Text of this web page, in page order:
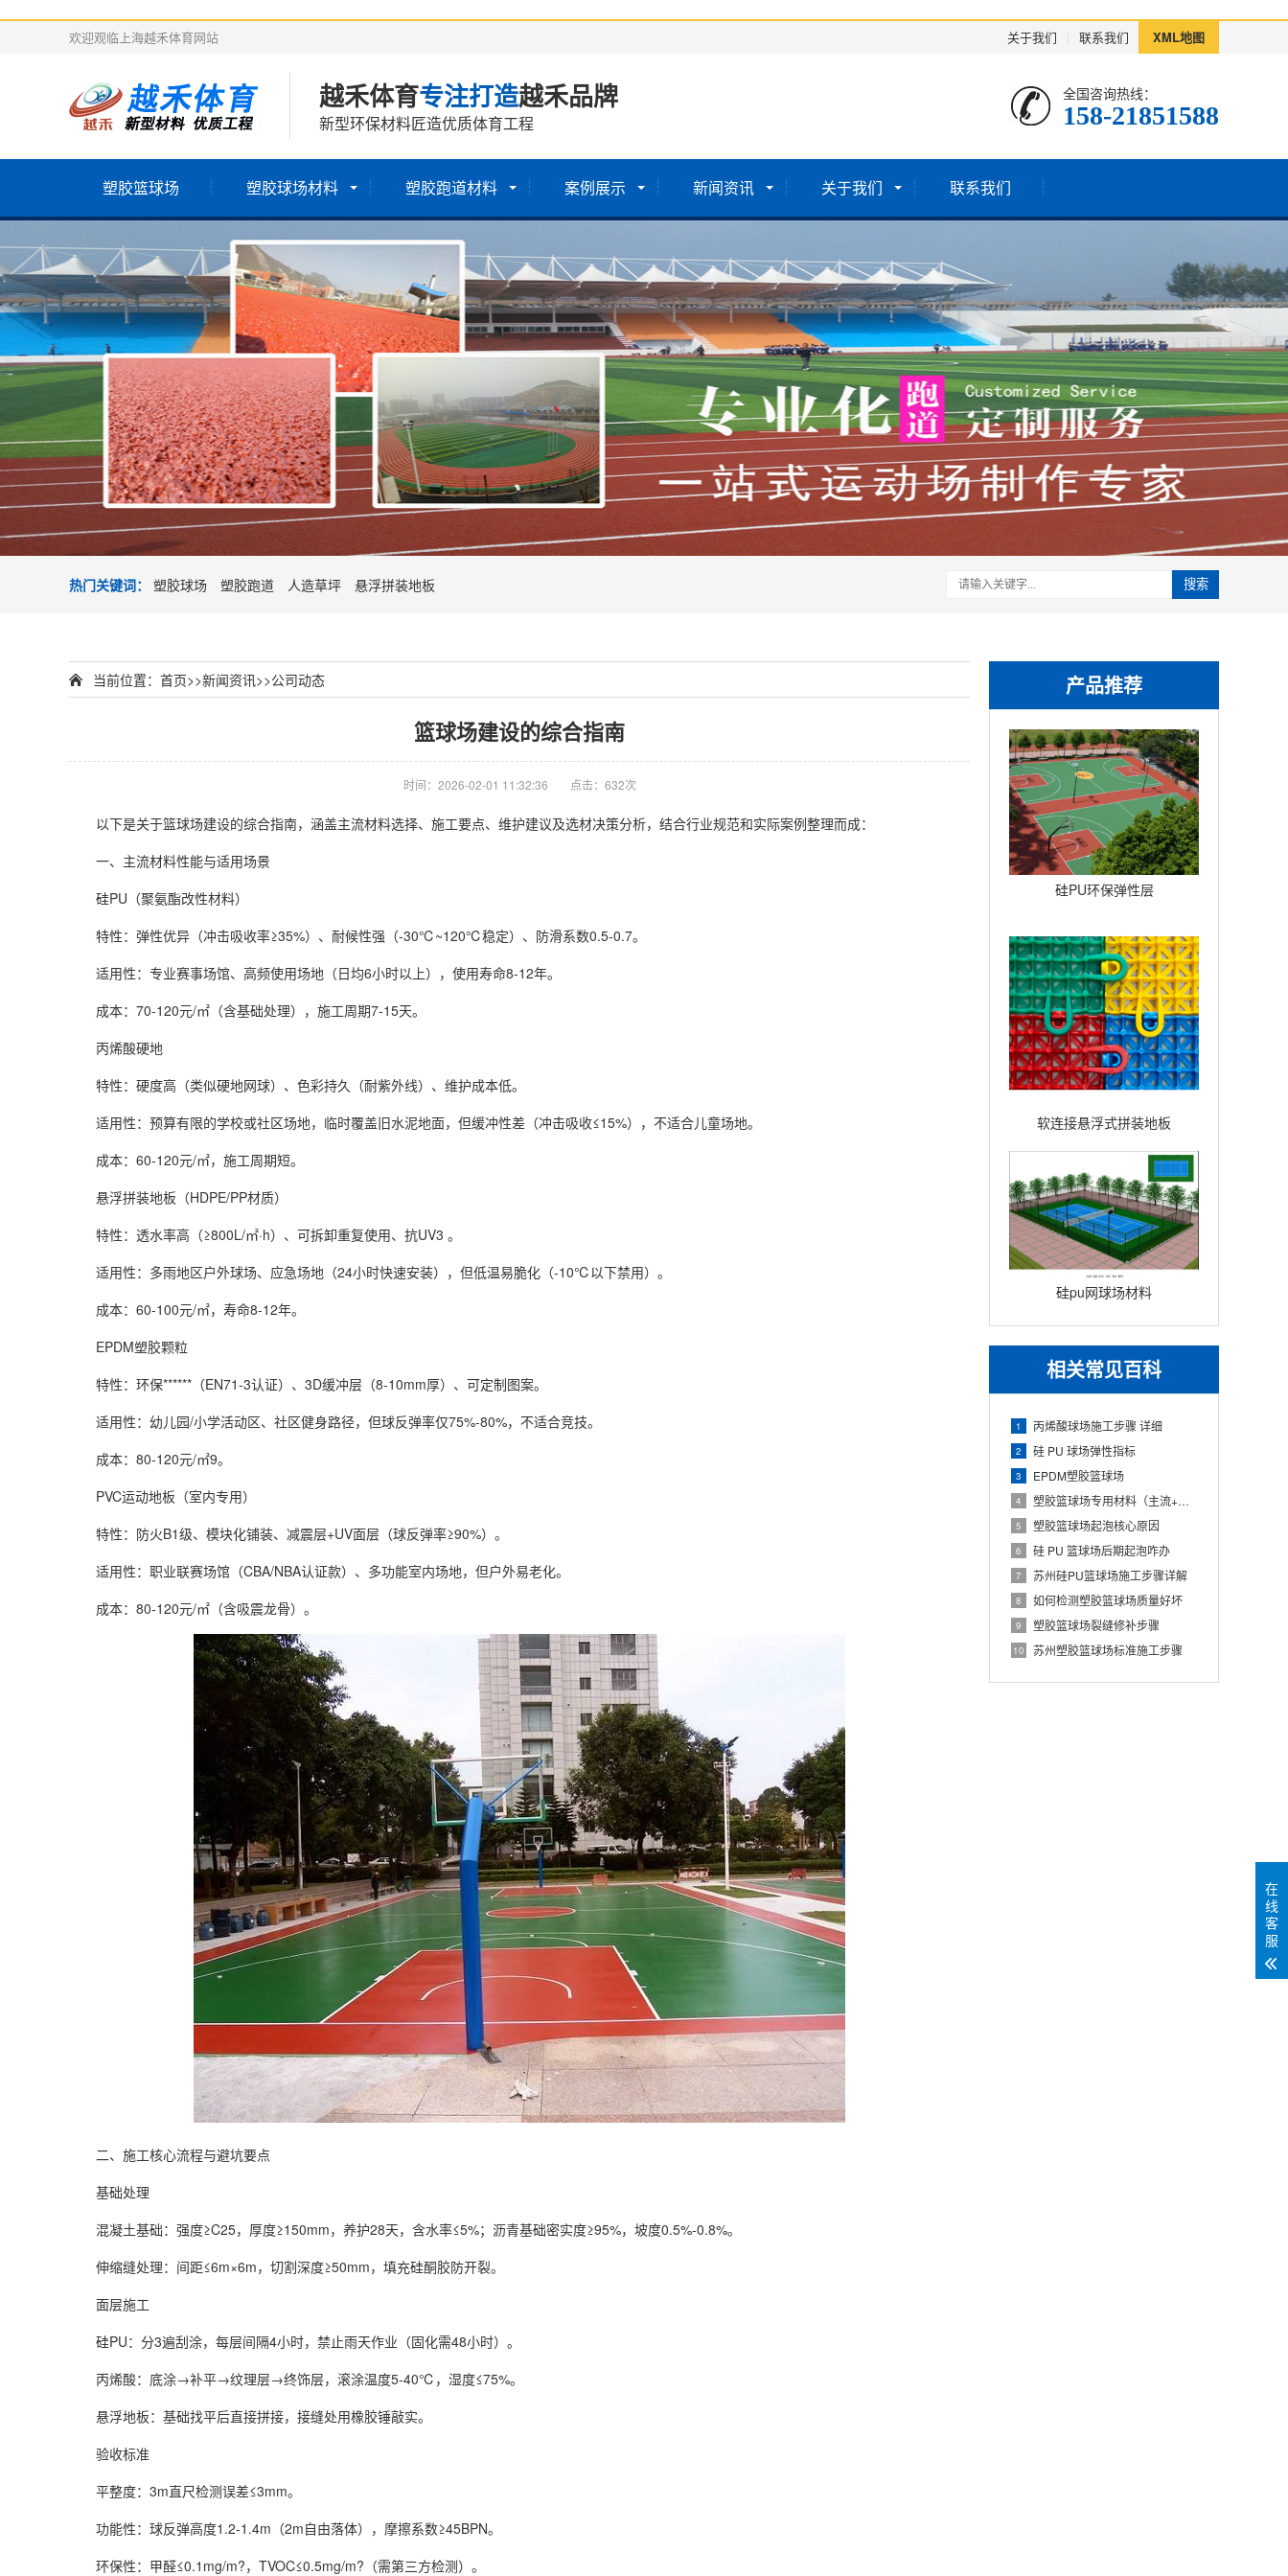
关于我们 联系我们 XML地图
欢迎观临上海越禾体育网站
越禾体育专注打造越禾品牌
新型环保材料匠造优质体育工程
全国咨询热线：
158-21851588
塑胶篮球场 塑胶球场材料 塑胶跑道材料 案例展示 新闻资讯 关于我们 联系我们
热门关键词： 塑胶球场 塑胶跑道 人造草坪 悬浮拼装地板 搜索
产品推荐
硅PU环保弹性层
软连接悬浮式拼装地板
硅pu网球场材料
相关常见百科
1 丙烯酸球场施工步骤 详细
2 硅 PU 球场弹性指标
3 EPDM塑胶篮球场
4 塑胶篮球场专用材料（主流+配套+标准）
5 塑胶篮球场起泡核心原因
6 硅 PU 篮球场后期起泡咋办
7 苏州硅PU篮球场施工步骤详解
8 如何检测塑胶篮球场质量好坏
9 塑胶篮球场裂缝修补步骤
10 苏州塑胶篮球场标准施工步骤
当前位置： 首页>>新闻资讯>>公司动态
篮球场建设的综合指南
时间：2026-02-01 11:32:36 点击：632次
以下是关于篮球场建设的综合指南，涵盖主流材料选择、施工要点、维护建议及选材决策分析，结合行业规范和实际案例整理而成：
一、主流材料性能与适用场景
硅PU（聚氨酯改性材料）
特性：弹性优异（冲击吸收率≥35%）、耐候性强（-30℃~120℃稳定）、防滑系数0.5-0.7。
适用性：专业赛事场馆、高频使用场地（日均6小时以上），使用寿命8-12年。
成本：70-120元/㎡（含基础处理），施工周期7-15天。
丙烯酸硬地
特性：硬度高（类似硬地网球）、色彩持久（耐紫外线）、维护成本低。
适用性：预算有限的学校或社区场地，临时覆盖旧水泥地面，但缓冲性差（冲击吸收≤15%），不适合儿童场地。
成本：60-120元/㎡，施工周期短。
悬浮拼装地板（HDPE/PP材质）
特性：透水率高（≥800L/㎡·h）、可拆卸重复使用、抗UV3 。
适用性：多雨地区户外球场、应急场地（24小时快速安装），但低温易脆化（-10℃以下禁用）。
成本：60-100元/㎡，寿命8-12年。
EPDM塑胶颗粒
特性：环保******（EN71-3认证）、3D缓冲层（8-10mm厚）、可定制图案。
适用性：幼儿园/小学活动区、社区健身路径，但球反弹率仅75%-80%，不适合竞技。
成本：80-120元/㎡9。
PVC运动地板（室内专用）
特性：防火B1级、模块化铺装、减震层+UV面层（球反弹率≥90%）。
适用性：职业联赛场馆（CBA/NBA认证款）、多功能室内场地，但户外易老化。
成本：80-120元/㎡（含吸震龙骨）。
二、施工核心流程与避坑要点
基础处理
混凝土基础：强度≥C25，厚度≥150mm，养护28天，含水率≤5%；沥青基础密实度≥95%，坡度0.5%-0.8%。
伸缩缝处理：间距≤6m×6m，切割深度≥50mm，填充硅酮胶防开裂。
面层施工
硅PU：分3遍刮涂，每层间隔4小时，禁止雨天作业（固化需48小时）。
丙烯酸：底涂→补平→纹理层→终饰层，滚涂温度5-40℃，湿度≤75%。
悬浮地板：基础找平后直接拼接，接缝处用橡胶锤敲实。
验收标准
平整度：3m直尺检测误差≤3mm。
功能性：球反弹高度1.2-1.4m（2m自由落体），摩擦系数≥45BPN。
环保性：甲醛≤0.1mg/m?，TVOC≤0.5mg/m?（需第三方检测）。
在
线
客
服